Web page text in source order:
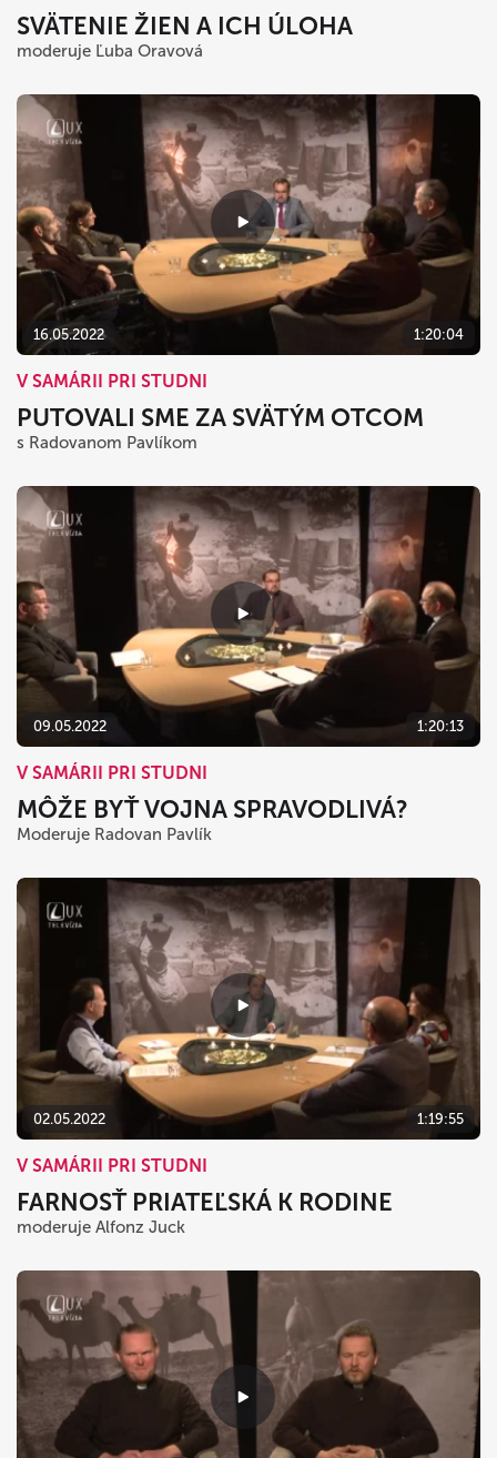
SVÄTENIE ŽIEN A ICH ÚLOHA
moderuje Ľuba Oravová
16.05.2022 1:20:04
V SAMÁRII PRI STUDNI
PUTOVALI SME ZA SVÄTÝM OTCOM
s Radovanom Pavlíkom
09.05.2022 1:20:13
V SAMÁRII PRI STUDNI
MÔŽE BYŤ VOJNA SPRAVODLIVÁ?
Moderuje Radovan Pavlík
02.05.2022 1:19:55
V SAMÁRII PRI STUDNI
FARNOSŤ PRIATEĽSKÁ K RODINE
moderuje Alfonz Juck